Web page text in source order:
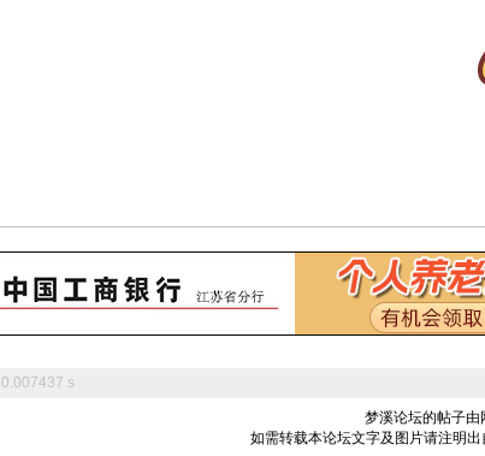
0.007437 s
梦溪论坛的帖子由
如需转载本论坛文字及图片请注明出